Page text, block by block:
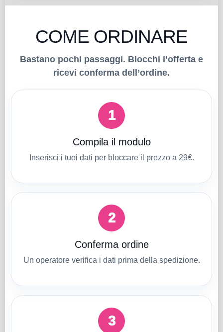
COME ORDINARE
Bastano pochi passaggi. Blocchi l’offerta e
ricevi conferma dell’ordine.
1
Compila il modulo
Inserisci i tuoi dati per bloccare il prezzo a 29€.
2
Conferma ordine
Un operatore verifica i dati prima della spedizione.
3